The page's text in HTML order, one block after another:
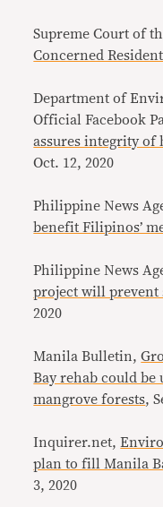
Supreme Court of
Concerned
Department of
Official Facebook
assures integrity of
Oct. 12, 2020
Philippine News
benefit Filipinos’
Philippine News
project will prevent
2020
Manila Bulletin,
Bay rehab could be
mangrove forests,
Inquirer.net,
plan to fill Manila
3, 2020